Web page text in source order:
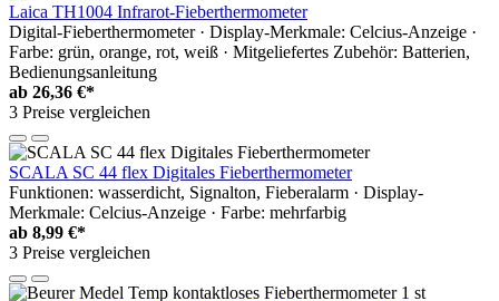
Laica TH1004 Infrarot-Fieberthermometer
Digital-Fieberthermometer · Display-Merkmale: Celcius-Anzeige ·
Farbe: grün, orange, rot, weiß · Mitgeliefertes Zubehör: Batterien,
Bedienungsanleitung
ab 26,36 €*
3 Preise vergleichen
SCALA SC 44 flex Digitales Fieberthermometer
Funktionen: wasserdicht, Signalton, Fieberalarm · Display-
Merkmale: Celcius-Anzeige · Farbe: mehrfarbig
ab 8,99 €*
3 Preise vergleichen